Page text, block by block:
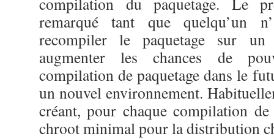
remarqué tant que quelqu’un
recompiler le paquetage sur un
augmenter les chances de
compilation de paquetage dans le
un nouvel environnement.
créant, pour chaque compilation
chroot minimal pour la distribution